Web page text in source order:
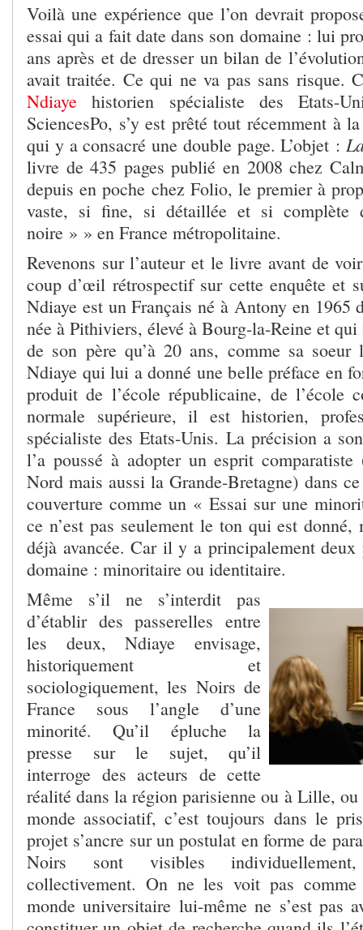
Voilà une expérience que l’on devrait
essai qui a fait date dans son domaine : lui
ans après et de dresser un bilan de
avait traitée. Ce qui ne va pas sans risque.
Ndiaye historien spécialiste des Etats-
SciencesPo, s’y est prêté tout récemment à
qui y a consacré une double page. L’objet :
livre de 435 pages publié en 2008 chez
depuis en poche chez Folio, le premier à
vaste, si fine, si détaillée et si
noire » » en France métropolitaine.
Revenons sur l’auteur et le livre avant de
coup d’œil rétrospectif sur cette enquête et
Ndiaye est un Français né à Antony en 1965
née à Pithiviers, élevé à Bourg-la-Reine et qui
de son père qu’à 20 ans, comme sa soeur
Ndiaye qui lui a donné une belle préface en
produit de l’école républicaine, de l’école
normale supérieure, il est historien,
spécialiste des Etats-Unis. La précision a
l’a poussé à adopter un esprit comparatiste
Nord mais aussi la Grande-Bretagne) dans
couverture comme un « Essai sur une
ce n’est pas seulement le ton qui est
déjà avancée. Car il y a principalement deux
domaine : minoritaire ou identitaire.
Même s’il ne s’interdit pas
d’établir des passerelles entre
les deux, Ndiaye envisage,
historiquement et
sociologiquement, les Noirs de
France sous l’angle d’une
minorité. Qu’il épluche la
presse sur le sujet, qu’il
interroge des acteurs de cette
réalité dans la région parisienne ou à Lille, ou
monde associatif, c’est toujours dans le
projet s’ancre sur un postulat en forme de
Noirs sont visibles
collectivement. On ne les voit pas
monde universitaire lui-même ne s’est pas